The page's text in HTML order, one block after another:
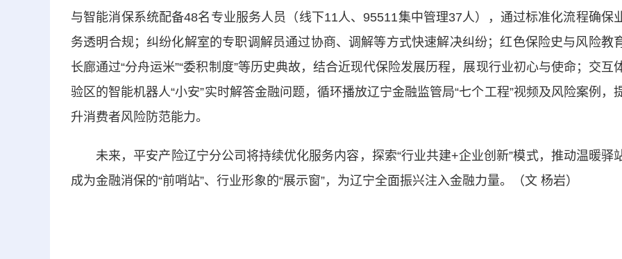
与智能消保系统配备48名专业服务人员（线下11人、95511集中管理37人），通过标准化流程确保
务透明合规；纠纷化解室的专职调解员通过协商、调解等方式快速解决纠纷；红色保险史与风险教
长廊通过“分舟运米”“委积制度”等历史典故，结合近现代保险发展历程，展现行业初心与使命；交互
验区的智能机器人“小安”实时解答金融问题，循环播放辽宁金融监管局“七个工程”视频及风险案例，
升消费者风险防范能力。
未来，平安产险辽宁分公司将持续优化服务内容，探索“行业共建+企业创新”模式，推动温暖驿
成为金融消保的“前哨站”、行业形象的“展示窗”，为辽宁全面振兴注入金融力量。（文 杨岩）